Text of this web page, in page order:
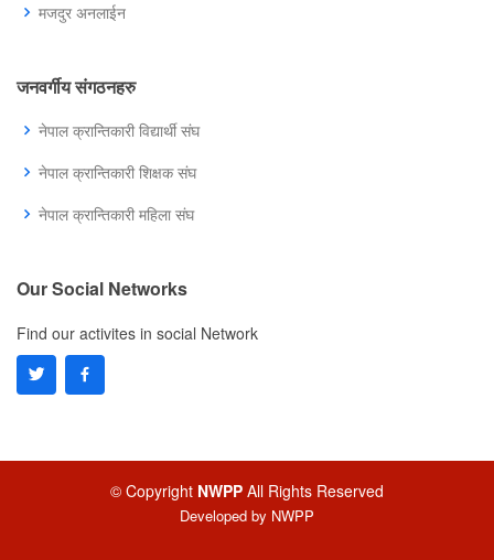
मजदुर अनलाईन
जनवर्गीय संगठनहरु
नेपाल क्रान्तिकारी विद्यार्थी संघ
नेपाल क्रान्तिकारी शिक्षक संघ
नेपाल क्रान्तिकारी महिला संघ
Our Social Networks
Find our activites in social Network
© Copyright NWPP All Rights Reserved
Developed by NWPP